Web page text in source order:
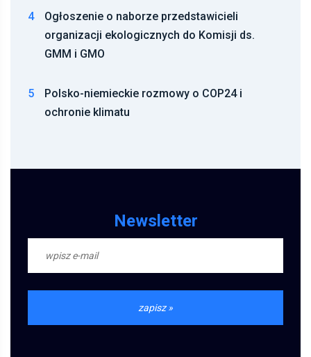
4
Ogłoszenie o naborze przedstawicieli
organizacji ekologicznych do Komisji ds.
GMM i GMO
5
Polsko-niemieckie rozmowy o COP24 i
ochronie klimatu
Newsletter